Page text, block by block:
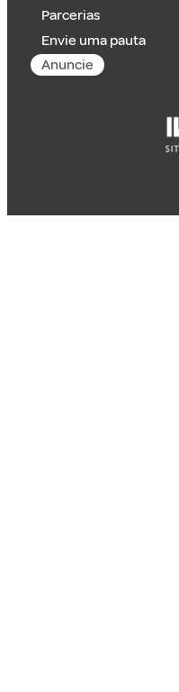
Parcerias
Envie uma pauta
Anuncie